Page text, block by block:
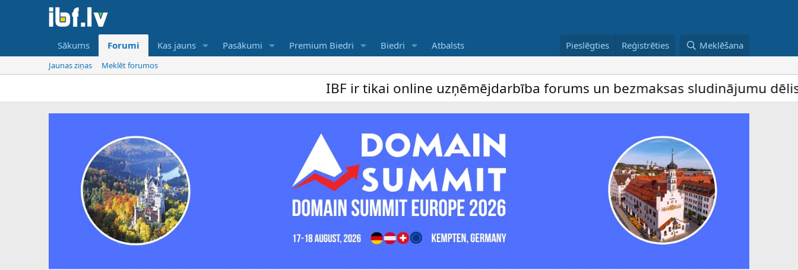
Sākums Forumi Kas jauns Pasākumi Premium Biedri Biedri Atbalsts Pieslēgties Reģistrēties Meklēšana
Jaunas ziņas Meklēt forumos
IBF ir tikai online uzņēmējdarbība forums un bezmaksas sludinājumu dēlis –